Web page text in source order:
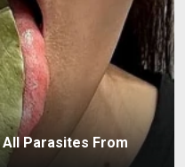
Parasites From